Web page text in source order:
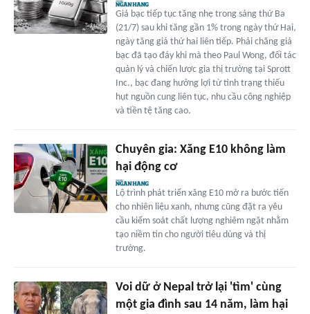
Giá bạc tiếp tục tăng nhẹ trong sáng thứ Ba
(21/7) sau khi tăng gần 1% trong ngày thứ Hai,
ngày tăng giá thứ hai liên tiếp. Phải chăng giá
bạc đã tạo đáy khi mà theo Paul Wong, đối tác
quản lý và chiến lược gia thị trường tại Sprott
Inc., bạc đang hưởng lợi từ tình trạng thiếu
hụt nguồn cung liên tục, nhu cầu công nghiệp
và tiền tệ tăng cao.
Chuyên gia: Xăng E10 không làm
hại động cơ
Lộ trình phát triển xăng E10 mở ra bước tiến
cho nhiên liệu xanh, nhưng cũng đặt ra yêu
cầu kiểm soát chất lượng nghiêm ngặt nhằm
tạo niềm tin cho người tiêu dùng và thị
trường.
Voi dữ ở Nepal trở lại 'tìm' cùng
một gia đình sau 14 năm, làm hại